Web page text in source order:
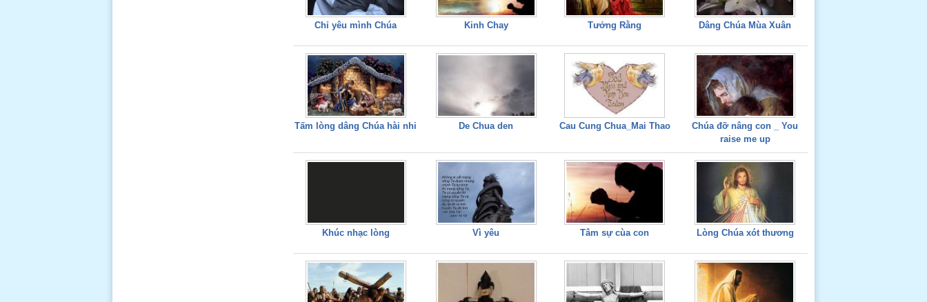
Chỉ yêu mình Chúa Kinh Chay Tưởng Rằng Dâng Chúa Mùa Xuân
Tấm lòng dâng Chúa hài nhi De Chua den Cau Cung Chua_Mai Thao
Chúa đỡ nâng con _ You
raise me up
Khúc nhạc lòng Vì yêu Tâm sự cùa con Lòng Chúa xót thương